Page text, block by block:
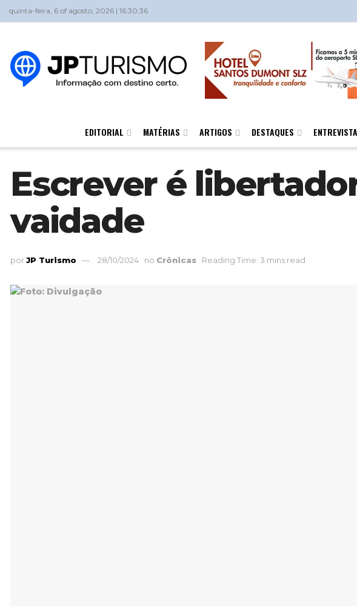
quinta-feira, 6 of agosto, 2026 | 16:30:36
EDITORIAL MATÉRIAS ARTIGOS DESTAQUES
Escrever é
vaidade
porJP Turismo 28/10/2024 no Crônicas Reading Time: 3 mins read